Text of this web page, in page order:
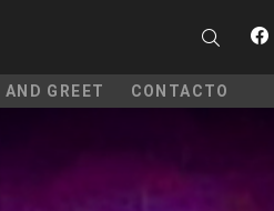
SEARCH
GREET CONTACTO